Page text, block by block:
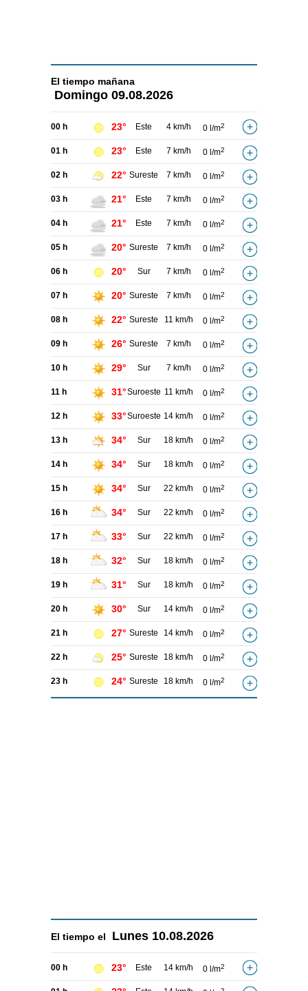
El tiempo mañana
Domingo 09.08.2026
00 h 23° Este 4 km/h 0 l/m2
01 h 23° Este 7 km/h 0 l/m2
02 h 22° Sureste 7 km/h 0 l/m2
03 h 21° Este 7 km/h 0 l/m2
04 h 21° Este 7 km/h 0 l/m2
05 h 20° Sureste 7 km/h 0 l/m2
06 h 20° Sur 7 km/h 0 l/m2
07 h 20° Sureste 7 km/h 0 l/m2
08 h 22° Sureste 11 km/h 0 l/m2
09 h 26° Sureste 7 km/h 0 l/m2
10 h 29° Sur 7 km/h 0 l/m2
11 h 31°Suroeste 11 km/h 0 l/m2
12 h 33°Suroeste 14 km/h 0 l/m2
13 h 34° Sur 18 km/h 0 l/m2
14 h 34° Sur 18 km/h 0 l/m2
15 h 34° Sur 22 km/h 0 l/m2
16 h 34° Sur 22 km/h 0 l/m2
17 h 33° Sur 22 km/h 0 l/m2
18 h 32° Sur 18 km/h 0 l/m2
19 h 31° Sur 18 km/h 0 l/m2
20 h 30° Sur 14 km/h 0 l/m2
21 h 27° Sureste 14 km/h 0 l/m2
22 h 25° Sureste 18 km/h 0 l/m2
23 h 24° Sureste 18 km/h 0 l/m2
El tiempo el Lunes 10.08.2026
00 h 23° Este 14 km/h 0 l/m2